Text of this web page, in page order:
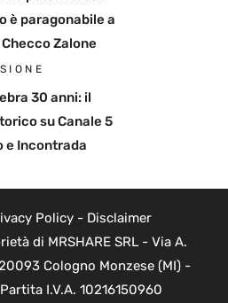
è paragonabile a
Zalone
30 anni: il
su Canale 5
e Incontrada
Policy- Disclaimer
di MRSHARE SRL - Via A.
Cologno Monzese (MI) -
I.V.A. 10216150960